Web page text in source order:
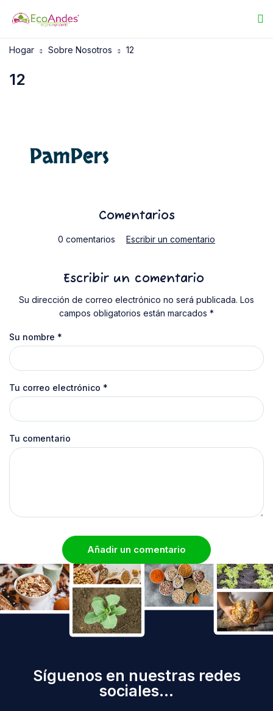
12
Hogar Sobre Nosotros 12
Comentarios
0 comentarios Escribir un comentario
Escribir un comentario
Su dirección de correo electrónico no será publicada. Los
campos obligatorios están marcados *
Su nombre *
Tu correo electrónico *
Tu comentario
Añadir un comentario
Síguenos en nuestras redes
sociales...